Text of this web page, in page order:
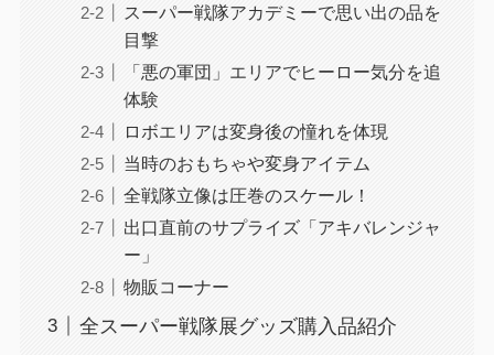
スーパー戦隊アカデミーで思い出の品を
目撃
「悪の軍団」エリアでヒーロー気分を追
体験
ロボエリアは変身後の憧れを体現
当時のおもちゃや変身アイテム
全戦隊立像は圧巻のスケール！
出口直前のサプライズ「アキバレンジャ
ー」
物販コーナー
全スーパー戦隊展グッズ購入品紹介